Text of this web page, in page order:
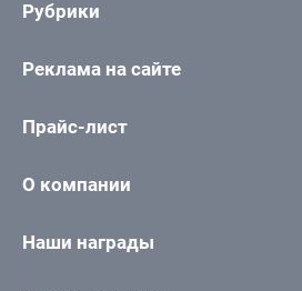
Рубрики
Реклама на сайте
Прайс-лист
О компании
Наши награды